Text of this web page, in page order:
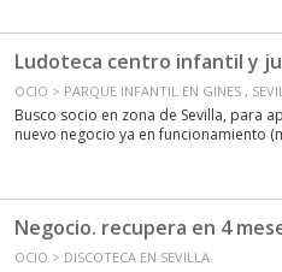
Ludoteca centro infantil y
OCIO > PARQUE INFANTIL EN GINES ,
Busco socio en zona de Sevilla, para
nuevo negocio ya en funcionamiento
Negocio. recupera en 4
OCIO > DISCOTECA EN SEVILLA